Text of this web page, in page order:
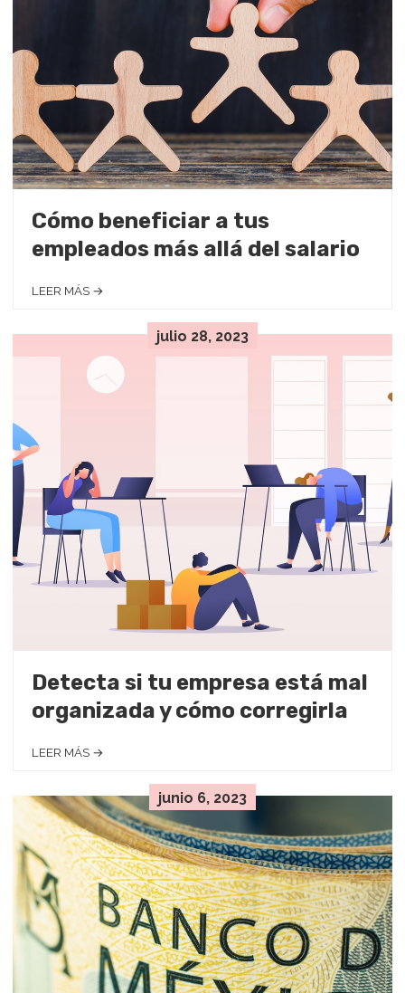
Cómo beneficiar a tus
empleados más allá del salario
LEER MÁS →
julio 28, 2023
Detecta si tu empresa está mal
organizada y cómo corregirla
LEER MÁS →
junio 6, 2023